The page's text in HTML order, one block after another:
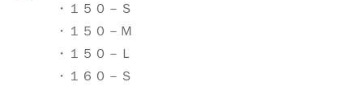
・１５０－Ｓ
・１５０－Ｍ
・１５０－Ｌ
・１６０－Ｓ